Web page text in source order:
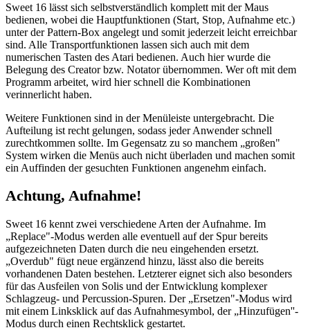
Sweet 16 lässt sich selbstverständlich komplett mit der Maus
bedienen, wobei die Hauptfunktionen (Start, Stop, Aufnahme etc.)
unter der Pattern-Box angelegt und somit jederzeit leicht erreichbar
sind. Alle Transportfunktionen lassen sich auch mit dem
numerischen Tasten des Atari bedienen. Auch hier wurde die
Belegung des Creator bzw. Notator übernommen. Wer oft mit dem
Programm arbeitet, wird hier schnell die Kombinationen
verinnerlicht haben.
Weitere Funktionen sind in der Menüleiste untergebracht. Die
Aufteilung ist recht gelungen, sodass jeder Anwender schnell
zurechtkommen sollte. Im Gegensatz zu so manchem „großen"
System wirken die Menüs auch nicht überladen und machen somit
ein Auffinden der gesuchten Funktionen angenehm einfach.
Achtung, Aufnahme!
Sweet 16 kennt zwei verschiedene Arten der Aufnahme. Im
„Replace"-Modus werden alle eventuell auf der Spur bereits
aufgezeichneten Daten durch die neu eingehenden ersetzt.
„Overdub" fügt neue ergänzend hinzu, lässt also die bereits
vorhandenen Daten bestehen. Letzterer eignet sich also besonders
für das Ausfeilen von Solis und der Entwicklung komplexer
Schlagzeug- und Percussion-Spuren. Der „Ersetzen"-Modus wird
mit einem Linksklick auf das Aufnahmesymbol, der „Hinzufügen''-
Modus durch einen Rechtsklick gestartet.